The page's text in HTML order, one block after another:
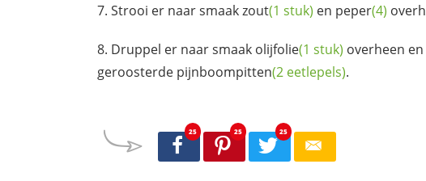
Strooi er naar smaakzout(1 stuk) en peper(4)
Druppel er naar smaak olijfolie(1 stuk) overheen
geroosterde pijnboompitten(2 eetlepels).
25 25 25